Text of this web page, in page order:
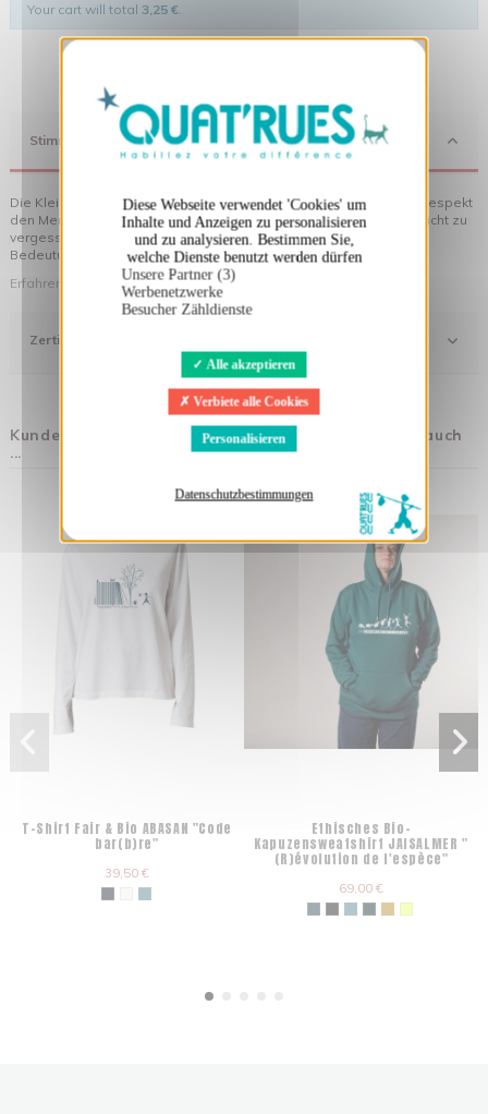
Diese Webseite verwendet 'Cookies' um
Inhalte und Anzeigen zu personalisieren
und zu analysieren. Bestimmen Sie,
welche Dienste benutzt werden dürfen
Unsere Partner (3)
Werbenetzwerke
Besucher Zähldienste
Alle akzeptieren
Verbiete alle Cookies
Personalisieren
Datenschutzbestimmungen
Your cart will total 3,25 €
Stimmung
Die Kleidung von Quat'rues besteht aus Bio-Baumwolle, die mit Respekt
den Menschen und ihrer Umwelt gegenüber hergestellt wurde... nicht zu
vergessen die originellen Motive, die Ihrer Kleidung noch mehr
Bedeutung verleihen!
Erfahren Sie mehr über unsere Philosophie
Zertifizierung
Kunden, die diesen Artikel gekauft haben, kauften auch
...
T-Shirt Fair & Bio ABASAN "Code
bar(b)re"
39,50 €
Ethisches Bio-
Kapuzensweatshirt JAISALMER "
(R)évolution de l'espèce"
69,00 €